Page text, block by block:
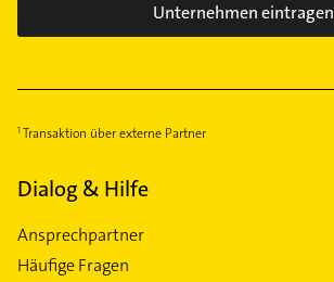
Unternehmen eintragen
Transaktion über externe Partner
Dialog & Hilfe
Ansprechpartner
Häufige Fragen